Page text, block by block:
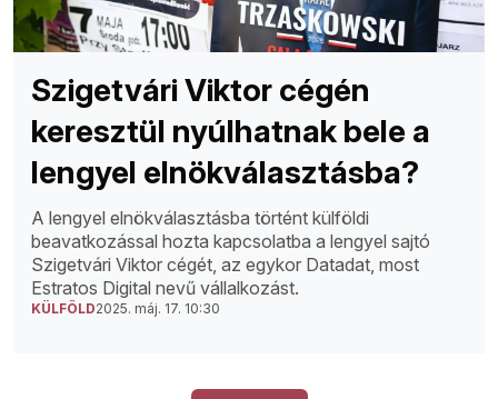
Szigetvári Viktor cégén
keresztül nyúlhatnak bele a
lengyel elnökválasztásba?
A lengyel elnökválasztásba történt külföldi
beavatkozással hozta kapcsolatba a lengyel sajtó
Szigetvári Viktor cégét, az egykor Datadat, most
Estratos Digital nevű vállalkozást.
KÜLFÖLD2025. máj. 17. 10:30